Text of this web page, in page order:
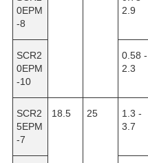
0EPM
-8
2.9
SCR2
0EPM
-10
0.58 -
2.3
SCR2
5EPM
-7
18.5 25
1.3 -
3.7